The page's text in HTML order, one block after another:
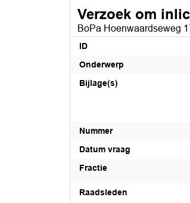
Verzoek om
BoPa Hoenwaardseweg
ID
Onderwerp
Bijlage(s)
Nummer
Datum vraag
Fractie
Raadsleden